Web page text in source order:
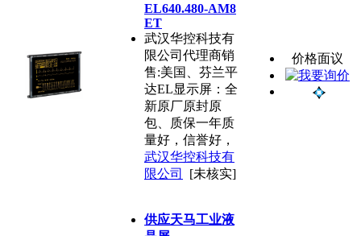
EL640.480-AM8
ET
武汉华控科技有
限公司代理商销
售:美国、芬兰平
达EL显示屏：全
新原厂原封原
包、质保一年质
量好，信誉好，
武汉华控科技有
限公司
[未核实]
价格面议
供应天马工业液